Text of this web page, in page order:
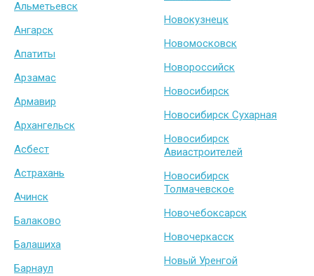
Альметьевск
Ангарск
Апатиты
Арзамас
Армавир
Архангельск
Асбест
Астрахань
Ачинск
Балаково
Балашиха
Барнаул
Новокузнецк
Новомосковск
Новороссийск
Новосибирск
Новосибирск Сухарная
Новосибирск
Авиастроителей
Новосибирск
Толмачевское
Новочебоксарск
Новочеркасск
Новый Уренгой